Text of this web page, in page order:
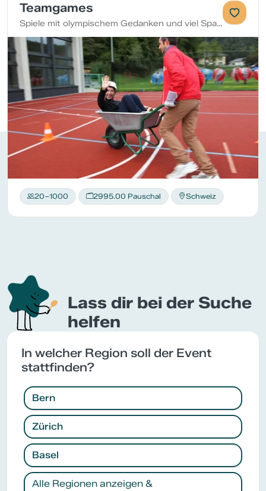
Teamgames
Spiele mit olympischem Gedanken und viel Spass
20–1000 2995.00 Pauschal Schweiz
Lass dir bei der Suche
helfen
In welcher Region soll der Event
stattfinden?
Bern
Zürich
Basel
Alle Regionen anzeigen &